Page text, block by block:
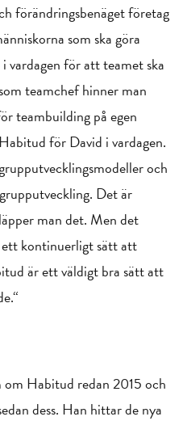
förändringsbenäget företag
som ska göra
vardagen för att teamet ska
teamchef hinner man
teambuilding på egen
för David i vardagen.
och
Det är
man det. Men det
kontinuerligt sätt att
är ett väldigt bra sätt att
Habitud redan 2015 och
dess. Han hittar de nya